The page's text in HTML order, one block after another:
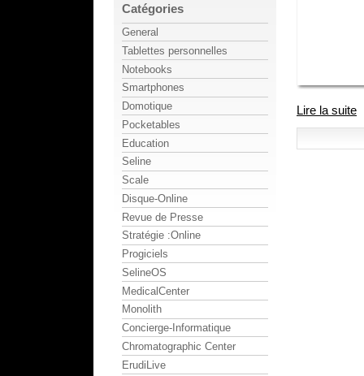
Lire la suite
Catégories
General
Tablettes personnelles
Notebooks
Smartphones
Domotique
Pocketables
Education
Seline
Scale
Disque-Online
Revue de Presse
Stratégie :Online
Progiciels
SelineOS
MedicalCenter
Monolith
Concierge-Informatique
Chromatographic Center
ErudiLive